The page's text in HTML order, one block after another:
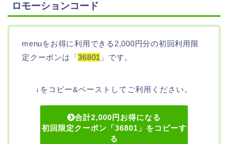
ロモーションコード
menuをお得に利用できる2,000円分の初回利用限
定クーポンは「36801 」です。
↓をコピー&ペーストしてご利用ください。
合計2,000円お得になる
初回限定クーポン「36801」をコピーす
る